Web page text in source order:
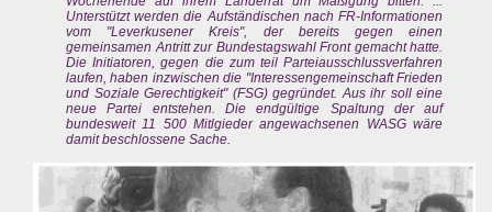
Unterstützt werden die Aufständischen nach FR-Informationen
vom "Leverkusener Kreis", der bereits gegen einen
gemeinsamen Antritt zur Bundestagswahl Front gemacht hatte.
Die Initiatoren, gegen die zum teil Parteiausschlussverfahren
laufen, haben inzwischen die "Interessengemeinschaft Frieden
und Soziale Gerechtigkeit" (FSG) gegründet. Aus ihr soll eine
neue Partei entstehen. Die endgültige Spaltung der auf
bundesweit 11 500 Mitlgieder angewachsenen WASG wäre
damit beschlossene Sache.